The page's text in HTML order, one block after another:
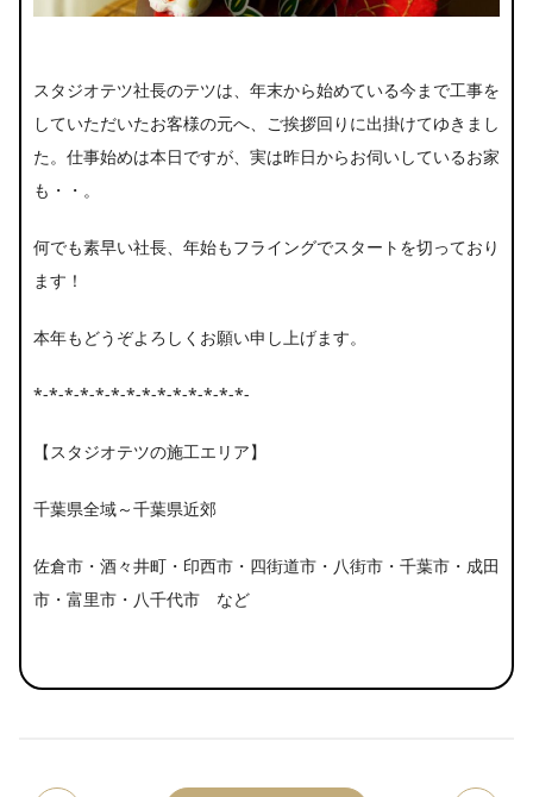
スタジオテツ社長のテツは、年末から始めている今まで工事を
していただいたお客様の元へ、ご挨拶回りに出掛けてゆきまし
た。仕事始めは本日ですが、実は昨日からお伺いしているお家
も・・。
何でも素早い社長、年始もフライングでスタートを切っており
ます！
本年もどうぞよろしくお願い申し上げます。
*-*-*-*-*-*-*-*-*-*-*-*-*-*-
【スタジオテツの施工エリア】
千葉県全域～千葉県近郊
佐倉市・酒々井町・印西市・四街道市・八街市・千葉市・成田
市・富里市・八千代市 など